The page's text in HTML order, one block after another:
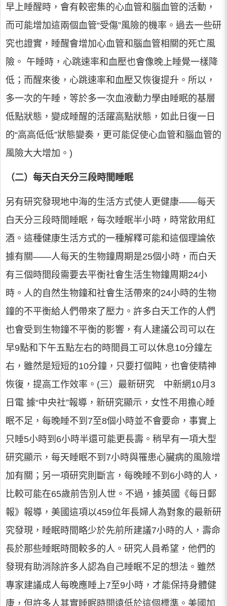
早上睡醒時，會有較密集的心血管和腦血管的活動，
而可能增加這兩個血管“受傷”風險的機率。過去一些研
究也證實，睡醒會增加心血管和腦血管相關的死亡風
險。 午睡時，心跳速率和血壓也會像晚上睡覺一樣降
低；而醒來後，心跳速率和血壓又恢復提升。所以，
多一次的午睡，等於多一次血液動力學由睡眠的基層
低點狀態，變成睡醒的活躍高點狀態，如此日復一日
的“高高低低”狀態變奏，更可能促使心血管和腦血管的
風險大大增加。)
（二）每天白天分三段時間睡眠
另有研究發現地中海的生活方式使人更健康——每天
白天分三段時間睡眠，每次睡眠半小時，時常飲用紅
酒。這種健康生活方式的一種解釋可能和這個理論依
據有關——人每天的生物鐘周期是25個小時，而白天
有三個時間段需要去平衡社會生活生物鐘周期24小
時。人的自然生物鐘和社會生活帶來的24小時的生物
鐘的不平衡給人們帶來了壓力。許多白天工作的人們
也會受到生物鐘不平衡的影響，有人建議公司可以在
早9點和下午五點左右的時間員工可以休息10分鐘左
右，雖然是短短的10分鐘，只要打個盹，也會使精神
恢復，提高工作效率。(三）最新研究 中新網10月3
日電 據“中央社”報導，新研究顯示，女性不用擔心睡
眠不足，每晚睡不到7至8個小時並不會要命，事實上
只睡5小時到6小時半還可能更長壽。稍早有一項大型
研究顯示，每天睡眠不到7小時與罹患心臟病的風險增
加有關；另一項研究則斷言，每晚睡不到6小時的人，
比較可能在65歲前告別人世。不過，據英國《每日郵
報》報導，美國這項以459位年長婦人為對象的最新研
究發現，睡眠時間略少於先前所建議7小時的人，壽命
長於那些睡眠時間較多的人。研究人員希望，他們的
發現有助消除許多人認為自己睡眠不足的想法。雖然
專家建議成人每晚應睡上7至9小時，才能保持身體健
康，但許多人其實睡眠時間遠低於這個標準。美國加